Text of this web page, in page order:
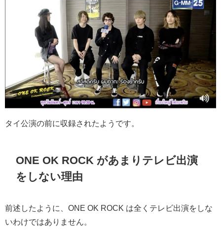
タイ公演の前に収録されたようです。
ONE OK ROCK があまりテレビ出演
をしない理由
前述したように、ONE OK ROCK は全くテレビ出演をしな
いわけではありません。